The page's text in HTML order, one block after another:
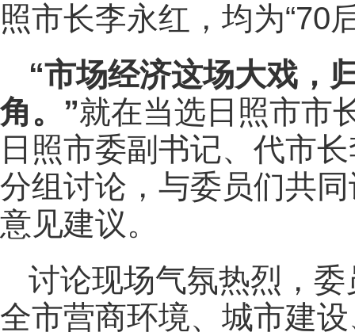
照市长李永红，均为“70
“市场经济这场大戏，
角。”就在当选日照市市
日照市委副书记、代市
分组讨论，与委员们共
意见建议。
讨论现场气氛热烈，
全市营商环境、城市建